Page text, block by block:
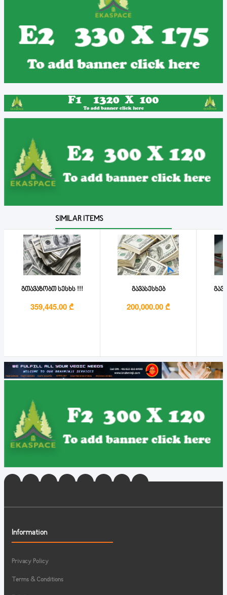
SIMILAR ITEMS
გთავაზობთ სესხს !!!
359,445.00 ₾
გავასესხებ
200,000.00 ₾
Information
Privacy Policy
Terms & Conditions